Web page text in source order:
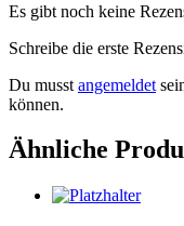
Es gibt noch keine
Schreibe die erste
Du musst angemeldet
können.
Ähnliche